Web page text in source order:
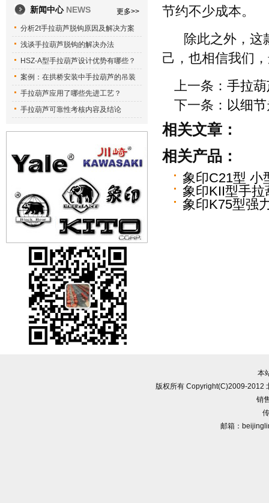
节约不少成本。
除此之外，这
己，也相信我们
上一条： 手拉
下一条： 以细
相关文章：
相关产品：
象印C21型 小
象印KII型手拉
象印K75型强
新闻中心 NEWS
更多>>
分析2t手拉葫芦脱钩原因及解决方案
浅谈手拉葫芦脱钩的解决办法
HSZ-A型手拉葫芦设计优势有哪些？
案例：在拱桥安装中手拉葫芦的吊装
手拉葫芦应用了哪些先进工艺？
手拉葫芦可靠性考核内容及结论
本
版权所有 Copyright(C)2009-2012
销
邮箱：